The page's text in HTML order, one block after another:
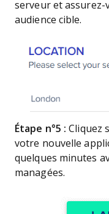
serveur et assurez-
audience cible.
Étape n°5 :Cliquez
votre nouvelle
quelques minutes
managées.